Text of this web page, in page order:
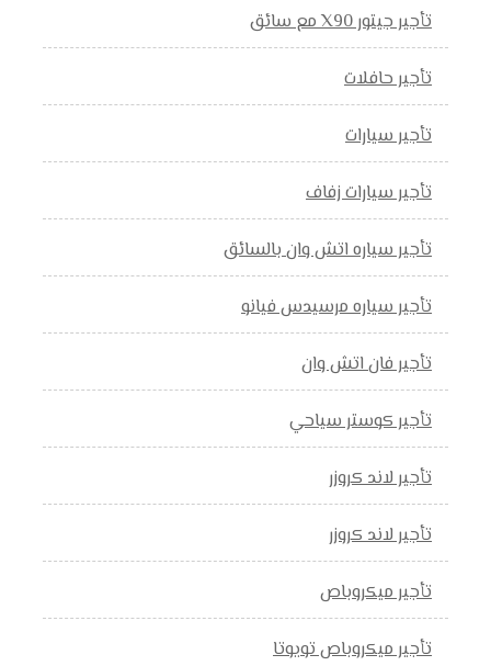
تأجير جيتور X90 مع سائق
تأجير حافلات
تأجير سيارات
تأجير سيارات زفاف
تأجير سياره اتش وان بالسائق
تأجير سياره مرسيدس فيانو
تأجير فان اتش وان
تأجير كوستر سياحي
تأجير لاند كروزر
تأجير لاند كروزر
تأجير ميكروباص
تأجير ميكروباص تويوتا